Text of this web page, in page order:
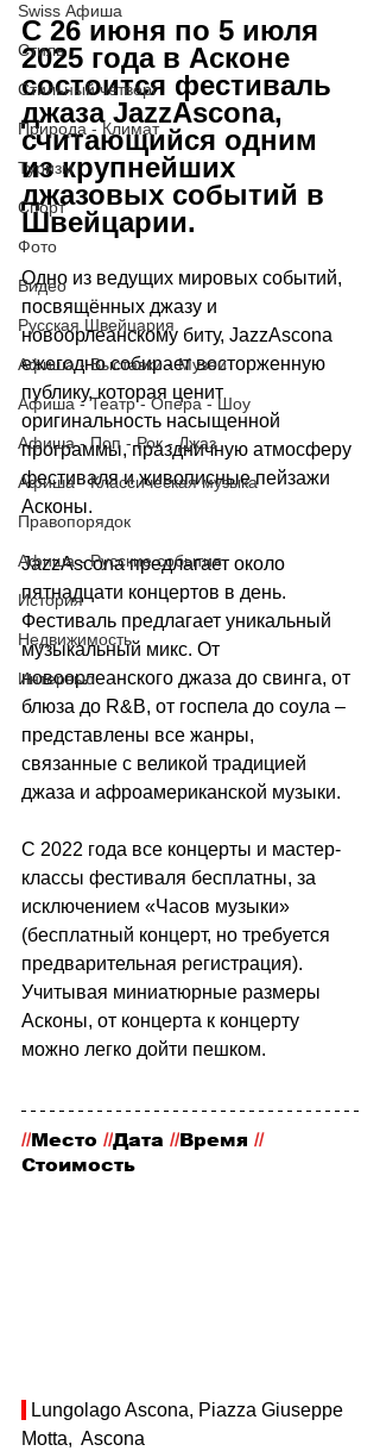
Swiss Афиша
Стиль
Стильный четверг
Природа - Климат
Туризм
Спорт
Фото
Видео
Русская Швейцария
Афиша - Выставки - Музеи
Афиша - Театр - Опера - Шоу
Афиша - Поп - Рок - Джаз
Афиша - Классическая музыка
Правопорядок
Афиша - Русские события
История
Недвижимость
Интервью
С 26 июня по 5 июля
2025 года в Асконе
состоится фестиваль
джаза JazzAscona,
считающийся одним
из крупнейших
джазовых событий в
Швейцарии.
Одно из ведущих мировых событий,
посвящённых джазу и
новоорлеанскому биту, JazzAscona
ежегодно собирает восторженную
публику, которая ценит
оригинальность насыщенной
программы, праздничную атмосферу
фестиваля и живописные пейзажи
Асконы.
JazzAscona предлагает около
пятнадцати концертов в день.
Фестиваль предлагает уникальный
музыкальный микс. От
новоорлеанского джаза до свинга, от
блюза до R&B, от госпела до соула –
представлены все жанры,
связанные с великой традицией
джаза и афроамериканской музыки.
С 2022 года все концерты и мастер-
классы фестиваля бесплатны, за
исключением «Часов музыки»
(бесплатный концерт, но требуется
предварительная регистрация).
Учитывая миниатюрные размеры
Асконы, от концерта к концерту
можно легко дойти пешком.
//Место //Дата //Время //
Стоимость
Lungolago Ascona, Piazza Giuseppe
Motta,  Ascona